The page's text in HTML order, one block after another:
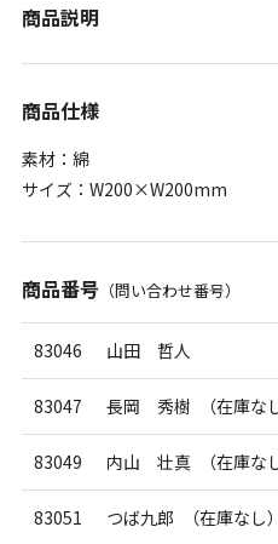
商品説明
商品仕様
素材：綿
サイズ：W200×W200mm
商品番号（問い合わせ番号）
83046 山田 哲人
83047 長岡 秀樹 （在庫なし
83049 内山 壮真 （在庫なし
83051 つば九郎 （在庫なし）